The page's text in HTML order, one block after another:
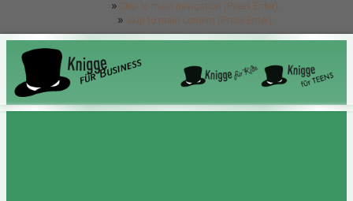
Skip to main navigation (Press Enter).
Skip to main content (Press Enter).